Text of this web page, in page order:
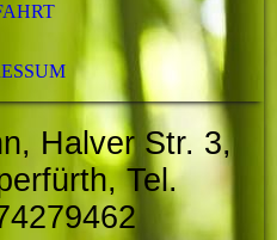
Halver Str. 3,
Tel.